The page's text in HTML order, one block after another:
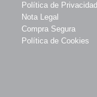
Política de Privacidad
Nota Legal
Compra Segura
Política de Cookies